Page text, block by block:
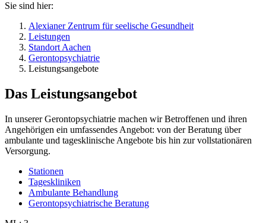
Sie sind hier:
Alexianer Zentrum für seelische Gesundheit
Leistungen
Standort Aachen
Gerontopsychiatrie
Leistungsangebote
Das Leistungsangebot
In unserer Gerontopsychiatrie machen wir Betroffenen und ihren
Angehörigen ein umfassendes Angebot: von der Beratung über
ambulante und tagesklinische Angebote bis hin zur vollstationären
Versorgung.
Stationen
Tageskliniken
Ambulante Behandlung
Gerontopsychiatrische Beratung